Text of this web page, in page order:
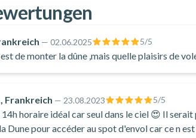
Landes.
— 02.06.2025 5/5
de monter la dûne ,mais quelle plaisirs de
Frankreich — 23.08.2023 5/5
14h horaire idéal car seul dans le ciel 😍 Il
Dune pour accéder au spot d'envol car ce n